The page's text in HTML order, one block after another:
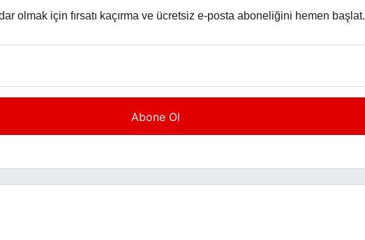
olmak için fırsatı kaçırma ve ücretsiz e-posta aboneliğini hemen başlat.